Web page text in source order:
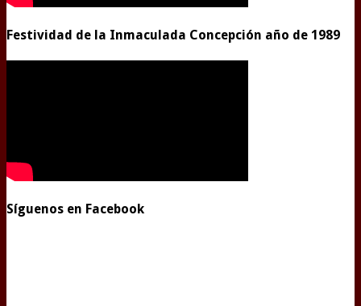
Festividad de la Inmaculada Concepción año de 1989
Síguenos en Facebook